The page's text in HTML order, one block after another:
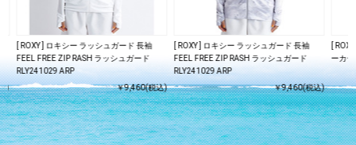
)
[ ROXY ] ロキシー ラッシュガード 長袖
FEEL FREE ZIP RASH ラッシュガード
RLY241029 ARP
￥9,460(税込)
[ ROXY ] ロキシー ラッシュガード 長袖
FEEL FREE ZIP RASH ラッシュガード
RLY241029 ARP
￥9,460(税込)
[
ーカ